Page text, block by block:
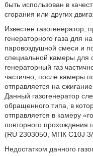
быть использован в
сгорания или других
Известен газогенератор,
генераторного газа для
паровоздушной смеси и
специальной камеры для
генераторный газ
частично, после камеры
отправляется на
Данный газогенератор
обращенного типа, в
отправляется в камеру
повторного прохождения
(RU 2303050, МПК C10J
Недостатком данного